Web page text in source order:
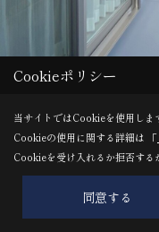
建物内に収まる半屋外
プライバシーを守りな
Cookieポリシー
当サイトではCookieを使用しま
Cookieの使用に関する詳細は 「
Cookieを受け入れるか拒否する
同意する